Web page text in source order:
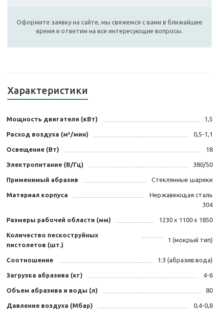
Оформите заявку на сайте, мы свяжемся с вами в ближайшее
время и ответим на все интересующие вопросы.
Характеристики
Мощность двигателя (кВт) 1,5
Расход воздуха (м³/мин) 0,5-1,1
Освещение (Вт) 18
Электропитание (В/Гц) 380/50
Применимый абразив Стеклянные шарики
Материал корпуса
Нержавеющая сталь
304
Размеры рабочей области (мм) 1230 х 1100 х 1850
Количество пескоструйных
пистолетов (шт.)
1 (мокрый тип)
Соотношение 1:3 (абразив:вода)
Загрузка абразива (кг) 4-6
Объем абразива и воды (л) 80
Давление воздуха (Мбар) 0,4-0,8